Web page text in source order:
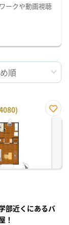
ークや動画視聴
お気
部近くにあるバ
！